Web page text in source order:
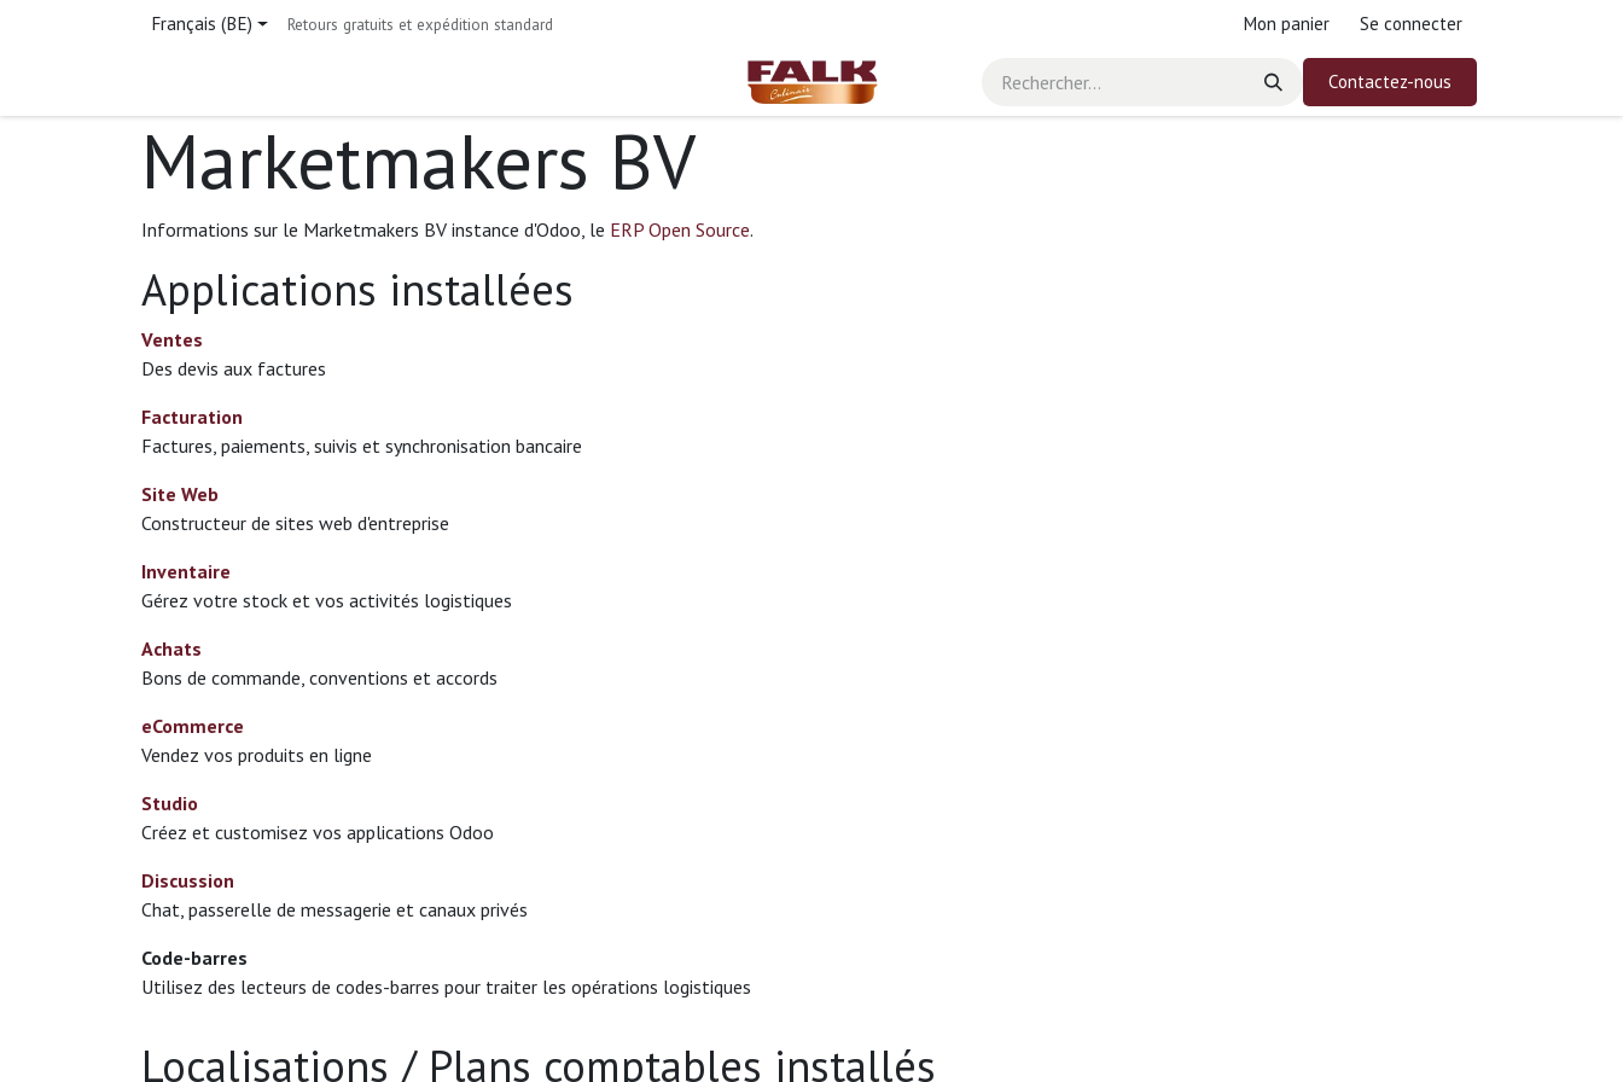
Se rendre au contenuFrançais (BE) Retours gratuits et expédition standard Mon panier Se connecter
Contactez-nous
Marketmakers BV
Informations sur le Marketmakers BV instance d'Odoo, le ERP Open Source.
Applications installées
Ventes
Des devis aux factures
Facturation
Factures, paiements, suivis et synchronisation bancaire
Site Web
Constructeur de sites web d'entreprise
Inventaire
Gérez votre stock et vos activités logistiques
Achats
Bons de commande, conventions et accords
eCommerce
Vendez vos produits en ligne
Studio
Créez et customisez vos applications Odoo
Discussion
Chat, passerelle de messagerie et canaux privés
Code-barres
Utilisez des lecteurs de codes-barres pour traiter les opérations logistiques
Localisations / Plans comptables installés